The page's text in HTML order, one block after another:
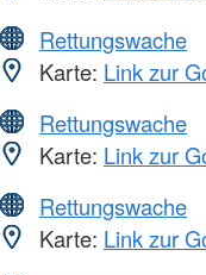
Rettungswache
Karte: Link zur
Rettungswache
Karte: Link zur
Rettungswache
Karte: Link zur